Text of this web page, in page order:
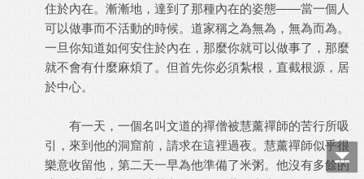
住於內在。漸漸地，達到了那種內在的姿態——當一個人
可以做事而不活動的時候。道家稱之為無為，無為而為。
一旦你知道如何安住於內在，那麼你就可以做事了，那麼
就不會有什麼麻煩了。但首先你必須紮根，直截根源，居
於中心。
有一天，一個名叫文道的禪僧被慧薰禪師的苦行所吸
引，來到他的洞窟前，請求在這裡過夜。慧薰禪師似乎很
樂意收留他，第二天一早為他準備了米粥。他沒有多餘的